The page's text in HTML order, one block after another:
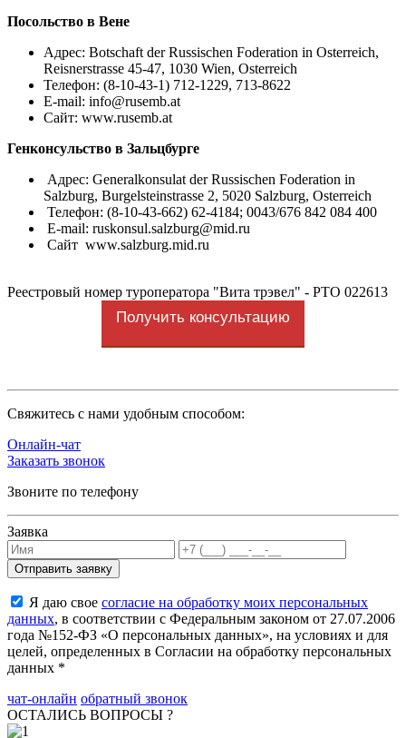
Посольство в Вене
Адрес: Botschaft der Russischen Foderation in Osterreich,
Reisnerstrasse 45-47, 1030 Wien, Osterreich
Телефон: (8-10-43-1) 712-1229, 713-8622
E-mail: info@rusemb.at
Cайт: www.rusemb.at
Генконсульство в Зальцбурге
Адрес: Generalkonsulat der Russischen Foderation in
Salzburg, Burgelsteinstrasse 2, 5020 Salzburg, Osterreich
Телефон: (8-10-43-662) 62-4184; 0043/676 842 084 400
E-mail: ruskonsul.salzburg@mid.ru
Сайт www.salzburg.mid.ru
Реестровый номер туроператора "Вита трэвел" - РТО 022613
Получить консультацию
Cвяжитесь с нами удобным способом:
Онлайн-чат
Заказать звонок
Звоните по телефону
Заявка
Я даю свое согласие на обработку моих персональных
данных, в соответствии с Федеральным законом от 27.07.2006
года №152-ФЗ «О персональных данных», на условиях и для
целей, определенных в Согласии на обработку персональных
данных *
чат-онлайн обратный звонок
ОСТАЛИСЬ ВОПРОСЫ ?